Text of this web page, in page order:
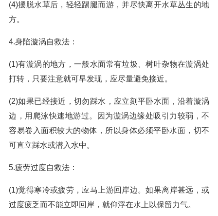
(4)摆脱水草后，轻轻踢腿而游，并尽快离开水草丛生的地
方。
4.身陷漩涡自救法：
(1)有漩涡的地方，一般水面常有垃圾、树叶杂物在漩涡处
打转，只要注意就可早发现，应尽量避免接近。
(2)如果已经接近，切勿踩水，应立刻平卧水面，沿着漩涡
边，用爬泳快速地游过。因为漩涡边缘处吸引力较弱，不
容易卷入面积较大的物体，所以身体必须平卧水面，切不
可直立踩水或潜入水中。
5.疲劳过度自救法：
(1)觉得寒冷或疲劳，应马上游回岸边。如果离岸甚远，或
过度疲乏而不能立即回岸，就仰浮在水上以保留力气。